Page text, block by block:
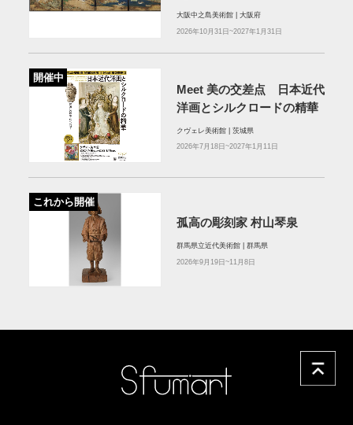
大阪中之島美術館 | 大阪府
2026年10月31日~2027年1月31日
開催中
Meet 美の交差点 日本近代
洋画とシルクロードの精華
クヴェレ美術館 | 茨城県
2026年7月18日~2027年1月11日
これから開催
孤高の彫刻家 村山琴泉
群馬県立近代美術館 | 群馬県
2026年9月19日~11月8日